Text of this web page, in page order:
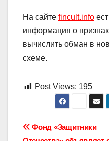
На сайте fincult.info
информация о
вычислить обман в
схеме.
Post Views: 195
Навигация
Фонд «Защитники